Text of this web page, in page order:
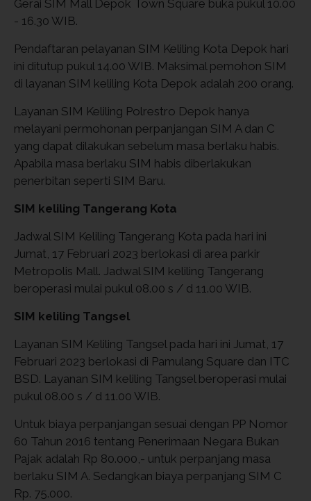
Gerai SIM Mall Depok Town Square buka pukul 10.00
- 16.30 WIB.
Pendaftaran pelayanan SIM Keliling Kota Depok hari
ini ditutup pukul 14.00 WIB. Maksimal pemohon SIM
di layanan SIM keliling Kota Depok adalah 200 orang.
Layanan SIM Keliling Polrestro Depok hanya
melayani permohonan perpanjangan SIM A dan C
yang dapat dilakukan sebelum masa berlaku habis.
Apabila masa berlaku SIM habis diberlakukan
penerbitan seperti SIM Baru.
SIM keliling Tangerang Kota
Jadwal SIM Keliling Tangerang Kota pada hari ini
Jumat, 17 Februari 2023 berlokasi di area parkir
Metropolis Mall. Jadwal SIM keliling Tangerang
beroperasi mulai pukul 08.00 s / d 11.00 WIB.
SIM keliling Tangsel
Layanan SIM Keliling Tangsel pada hari ini Jumat, 17
Februari 2023 berlokasi di Pamulang Square dan ITC
BSD. Layanan SIM keliling Tangsel beroperasi mulai
pukul 08.00 s / d 11.00 WIB.
Untuk biaya perpanjangan sesuai dengan PP Nomor
60 Tahun 2016 tentang Penerimaan Negara Bukan
Pajak adalah Rp 80.000,- untuk perpanjang masa
berlaku SIM A. Sedangkan biaya perpanjang SIM C
Rp. 75.000.